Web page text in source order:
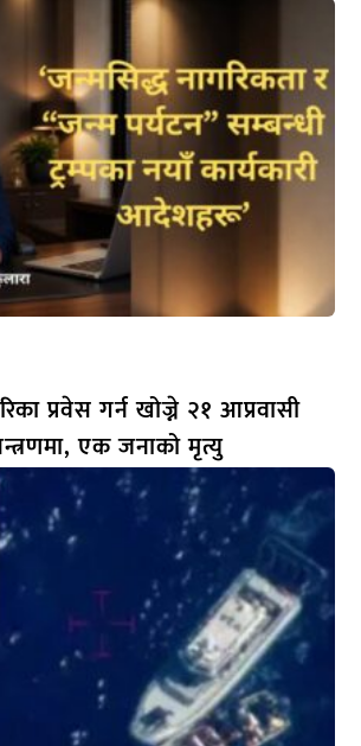
प्रवेस गर्न खोज्ने २१ आप्रवासी
एक जनाको मृत्यु